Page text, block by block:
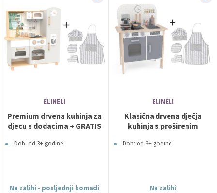
ELINELI
Premium drvena kuhinja za
djecu s dodacima + GRATIS
Dob: od 3+ godine
Na zalihi - posljednji komadi
ELINELI
Klasična drvena dječja
kuhinja s proširenim
kuharska uniforma
Dob: od 3+ godine
Na zalihi